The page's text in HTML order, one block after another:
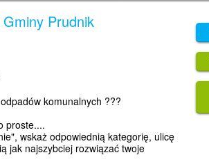
Prudnik
komunalnych ???
proste....
wskaż odpowiednią kategorię, ulicę
jak najszybciej rozwiązać twoje